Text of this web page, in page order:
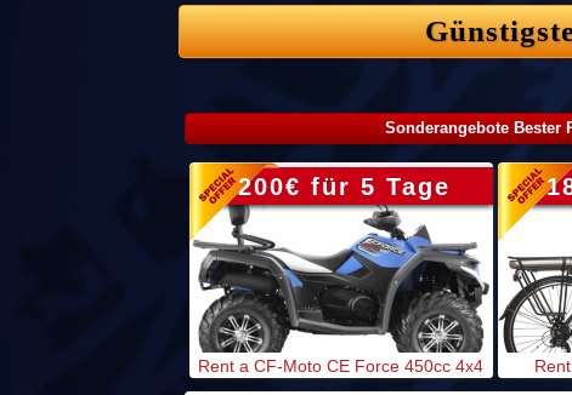
Sonderangebote Bester
200€ für 5 Tage
Rent a CF-Moto CE Force 450cc 4x4